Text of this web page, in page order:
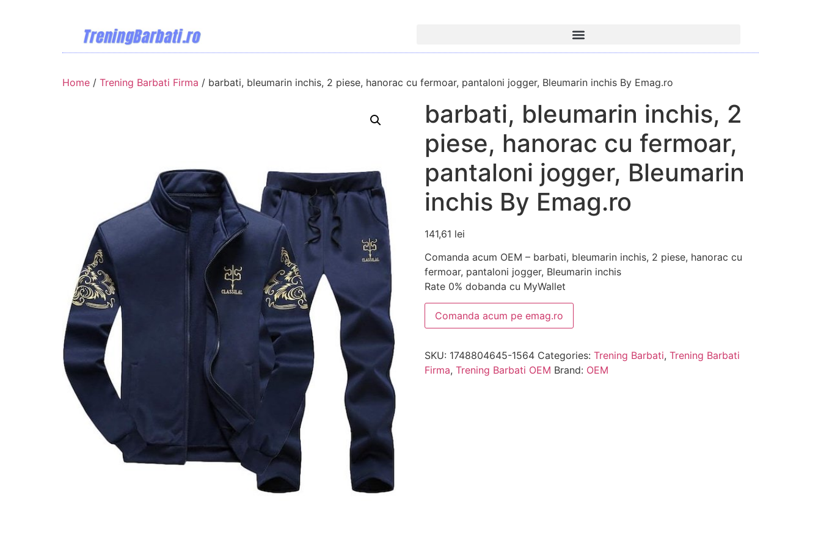
Home / Trening Barbati Firma / barbati, bleumarin inchis, 2 piese, hanorac cu fermoar, pantaloni jogger, Bleumarin inchis By Emag.ro
barbati, bleumarin inchis, 2
piese, hanorac cu fermoar,
pantaloni jogger, Bleumarin
inchis By Emag.ro
141,61 lei
Comanda acum OEM – barbati, bleumarin inchis, 2 piese, hanorac cu
fermoar, pantaloni jogger, Bleumarin inchis
Rate 0% dobanda cu MyWallet
Comanda acum pe emag.ro
SKU: 1748804645-1564 Categories: Trening Barbati, Trening Barbati
Firma, Trening Barbati OEM Brand: OEM